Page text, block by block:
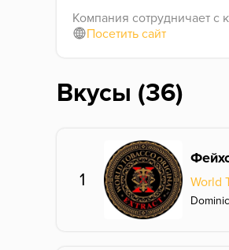
Компания сотрудничает
Посетить сайт
Вкусы (36)
1 World